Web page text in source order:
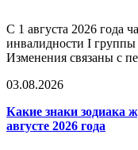
С 1 августа 2026 года
инвалидности I группы
Изменения связаны с
03.08.2026
Какие знаки зодиака
августе 2026 года